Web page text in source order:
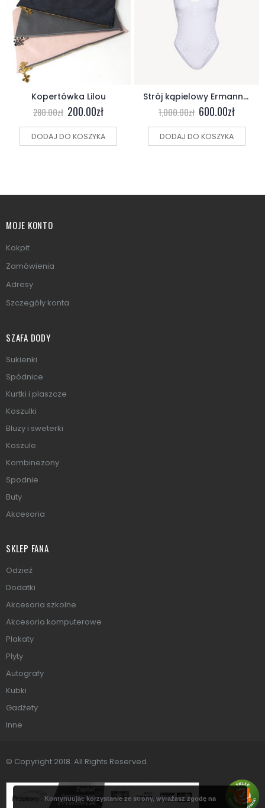
Kopertówka Lilou
280.00zł 200.00zł
DODAJ DO KOSZYKA
Strój kąpielowy Ermanno Scervino
1,000.00zł 600.00zł
DODAJ DO KOSZYKA
MOJE KONTO
Kokpit
Zamówienia
Adresy
Szczegóły konta
SZAFA DODY
Sukienki
Spódnice
Kurtki i plaszcze
Koszulki
Bluzy i sweterki
Koszule
Kombinezony
Spodnie
Buty
Akcesoria
SKLEP FANA
Odzież
Dodatki
Akcesoria szkolne
Akcesoria komputerowe
Plakaty
Płyty
Autografy
Kubki
Gadżety
Inne
© Copyright 2018. All Rights Reserved.
Kontynuując korzystanie ze strony, wyrażasz zgodę na